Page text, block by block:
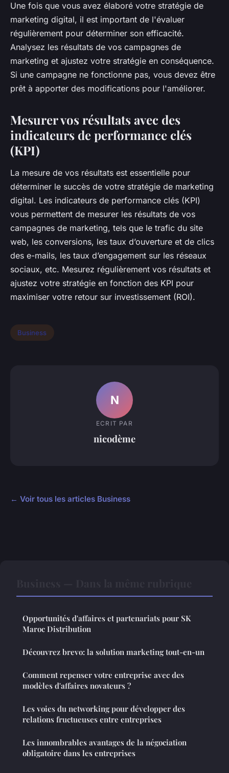
Une fois que vous avez élaboré votre stratégie de
marketing digital, il est important de l'évaluer
régulièrement pour déterminer son efficacité.
Analysez les résultats de vos campagnes de
marketing et ajustez votre stratégie en conséquence.
Si une campagne ne fonctionne pas, vous devez être
prêt à apporter des modifications pour l'améliorer.
Mesurer vos résultats avec des
indicateurs de performance clés
(KPI)
La mesure de vos résultats est essentielle pour
déterminer le succès de votre stratégie de marketing
digital. Les indicateurs de performance clés (KPI)
vous permettent de mesurer les résultats de vos
campagnes de marketing, tels que le trafic du site
web, les conversions, les taux d’ouverture et de clics
des e-mails, les taux d’engagement sur les réseaux
sociaux, etc. Mesurez régulièrement vos résultats et
ajustez votre stratégie en fonction des KPI pour
maximiser votre retour sur investissement (ROI).
Business
N
ECRIT PAR
nicodème
← Voir tous les articles Business
Opportunités d'affaires et partenariats pour SK
Maroc Distribution
Découvrez brevo: la solution marketing tout-en-un
Comment repenser votre entreprise avec des
modèles d'affaires novateurs ?
Les voies du networking pour développer des
relations fructueuses entre entreprises
Les innombrables avantages de la négociation
obligatoire dans les entreprises